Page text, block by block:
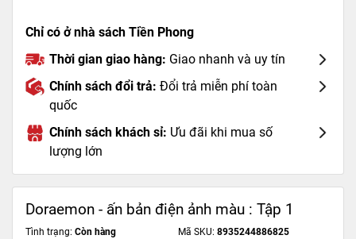
Chỉ có ở nhà sách Tiền Phong
Thời gian giao hàng: Giao nhanh và uy tín
Chính sách đổi trả: Đổi trả miễn phí toàn
quốc
Chính sách khách sỉ: Ưu đãi khi mua số
lượng lớn
Doraemon - ấn bản điện ảnh màu : Tập 1
Tình trạng: Còn hàng Mã SKU: 8935244886825